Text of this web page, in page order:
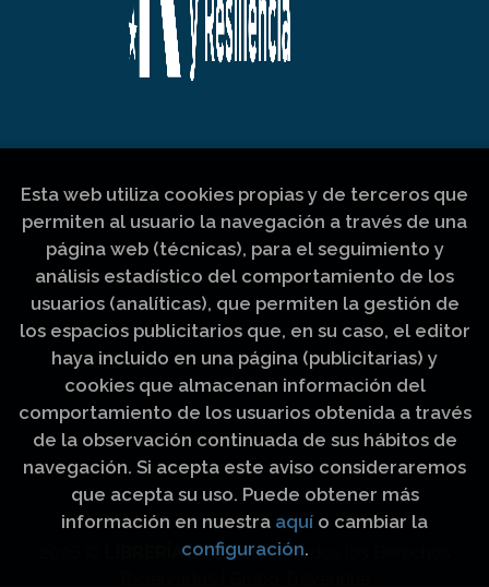
LIBRERÍA LUZ Y VIDA. Todos los Derechos
Esta web utiliza cookies propias y de terceros que
permiten al usuario la navegación a través de una
página web (técnicas), para el seguimiento y
análisis estadístico del comportamiento de los
usuarios (analíticas), que permiten la gestión de
los espacios publicitarios que, en su caso, el editor
haya incluido en una página (publicitarias) y
cookies que almacenan información del
comportamiento de los usuarios obtenida a través
de la observación continuada de sus hábitos de
navegación. Si acepta este aviso consideraremos
que acepta su uso. Puede obtener más
información en nuestra aquí o cambiar la
configuración.